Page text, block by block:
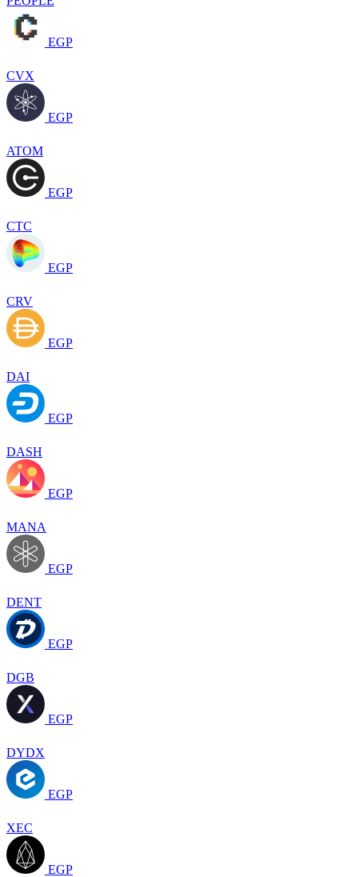
EGP
CVX
EGP
ATOM
EGP
CTC
EGP
CRV
EGP
DAI
EGP
DASH
EGP
MANA
EGP
DENT
EGP
DGB
EGP
DYDX
EGP
XEC
EGP